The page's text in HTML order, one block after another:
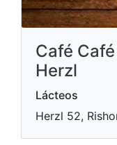
Café
Herzl
Lácteos
Herzl 52,